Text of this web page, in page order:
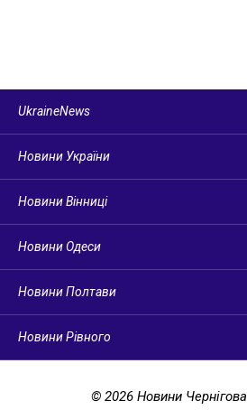
UkraineNews
Новини України
Новини Вінниці
Новини Одеси
Новини Полтави
Новини Рівного
© 2026 Новини Чернігова